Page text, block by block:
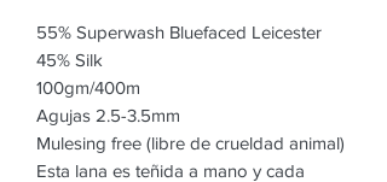
55% Superwash Bluefaced Leicester
45% Silk
100gm/400m
Agujas 2.5-3.5mm
Mulesing free (libre de crueldad animal)
Esta lana es teñida a mano y cada